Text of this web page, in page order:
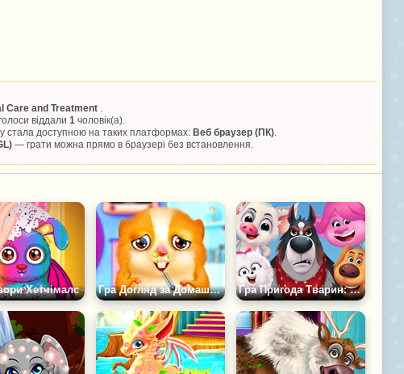
Care and Treatment .
віддали 1 чоловік(а).
стала доступною на таких платформах: Веб браузер (ПК).
— грати можна прямо в браузері без встановлення.
Хетчімалс Гра Догляд за Домашнім Хом'яком Гра Пригода Тварин: Незабутній день